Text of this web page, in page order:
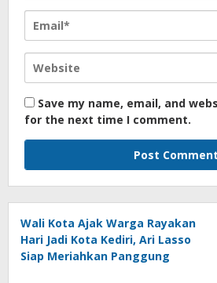
Save my name, email, and
for the next time I comment.
Wali Kota Ajak Warga Rayakan
Hari Jadi Kota Kediri, Ari Lasso
Siap Meriahkan Panggung